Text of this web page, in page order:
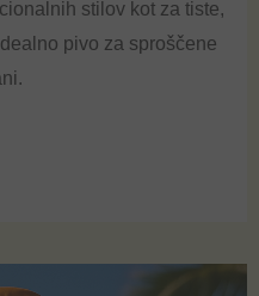
stilov kot za tiste,
pivo za sproščene